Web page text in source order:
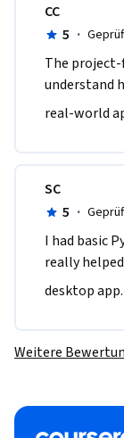
CC
5 ·
The project-
understand
real-world
SC
5 ·
I had basic
really
desktop
Weitere